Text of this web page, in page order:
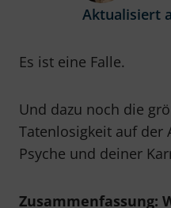
Aktualisiert
Es ist eine Falle.
Und dazu noch die
Tatenlosigkeit auf der
Psyche und deiner
Zusammenfassung: